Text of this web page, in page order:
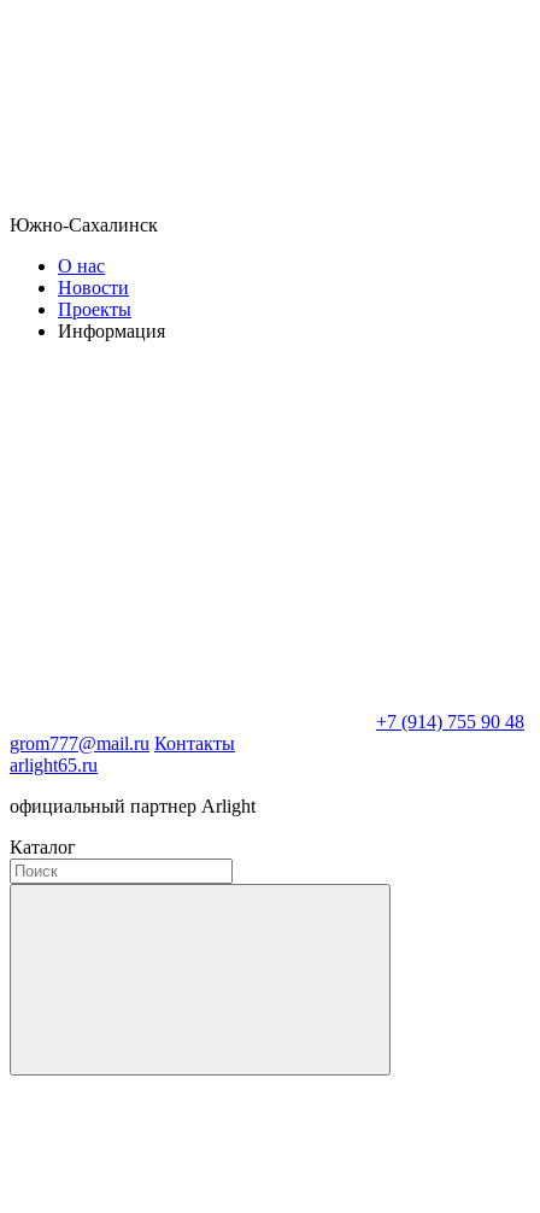
Южно-Сахалинск
О нас
Новости
Проекты
Информация
+7 (914) 755 90 48
grom777@mail.ru Контакты
arlight65.ru
официальный партнер Arlight
Каталог